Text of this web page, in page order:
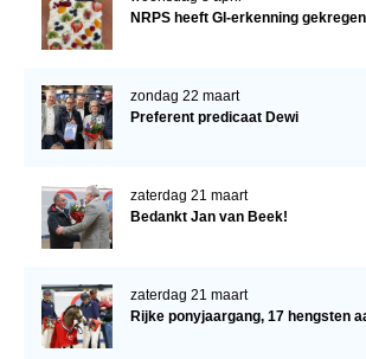
NRPS heeft GI-erkenning
zondag 22 maart
Preferent predicaat Dewi
zaterdag 21 maart
Bedankt Jan van Beek!
zaterdag 21 maart
Rijke ponyjaargang, 17 hengsten